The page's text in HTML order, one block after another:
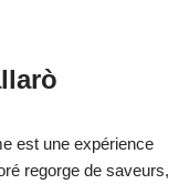
est une expérience
regorge de saveurs,